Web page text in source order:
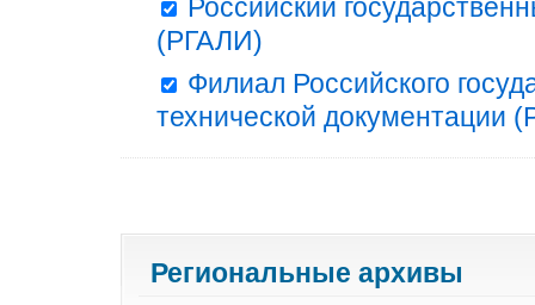
Российский
(РГАЛИ)
Филиал Российского
технической документации
Региональные архивы